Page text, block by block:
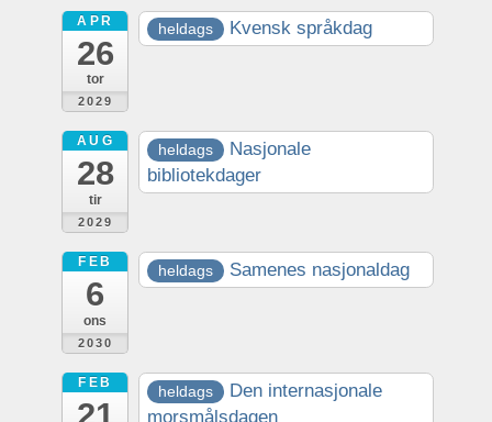
APR
26
tor
2029
heldags Kvensk språkdag
AUG
28
tir
2029
heldags
Nasjonale
bibliotekdager
FEB
6
ons
2030
heldags Samenes nasjonaldag
FEB
21
heldags
Den internasjonale
morsmålsdagen